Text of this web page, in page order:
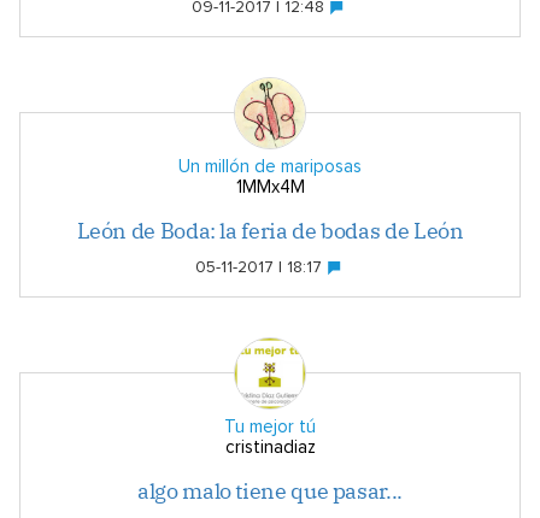
09-11-2017 | 12:48
Un millón de mariposas
1MMx4M
León de Boda: la feria de bodas de León
05-11-2017 | 18:17
Tu mejor tú
cristinadiaz
algo malo tiene que pasar...